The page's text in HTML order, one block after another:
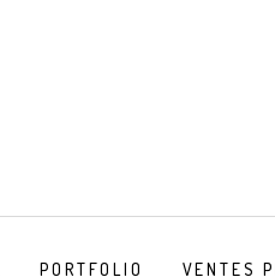
PORTFOLIO VENTES